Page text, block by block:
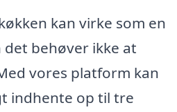
kan virke som en
behøver ikke at
vores platform kan
indhente op til tre